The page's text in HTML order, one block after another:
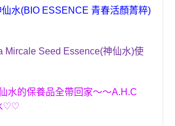
水(BIO ESSENCE 青春活顏菁粹)
Mircale Seed Essence(神仙水)使
水的保養品全帶回家〜〜A.H.C
♡♡